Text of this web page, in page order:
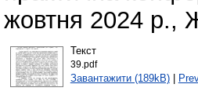
жовтня 2024 р.,
Текст
39.pdf
Завантажити (189kB)|